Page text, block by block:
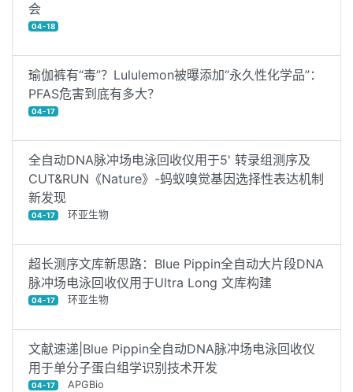
会
04-18
瑜伽裤有“毒”？Lululemon被曝添加“永久性化学品”：
PFAS危害到底有多大？
04-17
全自动DNA脉冲场电泳回收仪用于5' 转录组测序及
CUT&RUN《Nature》-蚂蚁嗅觉基因选择性表达机制
新发现
04-17 环亚生物
超长测序文库新思路：Blue Pippin全自动大片段DNA
脉冲场电泳回收仪用于Ultra Long 文库构建
04-17 环亚生物
文献速递|Blue Pippin全自动DNA脉冲场电泳回收仪
用于单分子蛋白组学识别技术开发
04-17 APGBio